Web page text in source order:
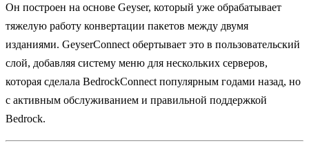
Он построен на основе Geyser, который уже обрабатывает
тяжелую работу конвертации пакетов между двумя
изданиями. GeyserConnect обертывает это в пользовательский
слой, добавляя систему меню для нескольких серверов,
которая сделала BedrockConnect популярным годами назад, но
с активным обслуживанием и правильной поддержкой
Bedrock.